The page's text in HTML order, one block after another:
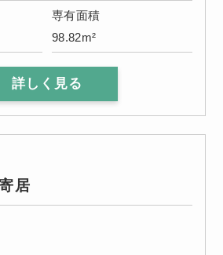
専有面積
98.82m²
詳しく見る
居